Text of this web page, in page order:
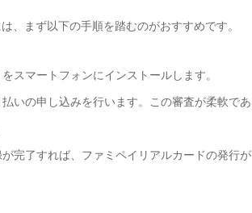
、まず以下の手順を踏むのがおすすめです。
スマートフォンにインストールします。
いの申し込みを行います。この審査が柔軟であ
完了すれば、ファミペイリアルカードの発行が